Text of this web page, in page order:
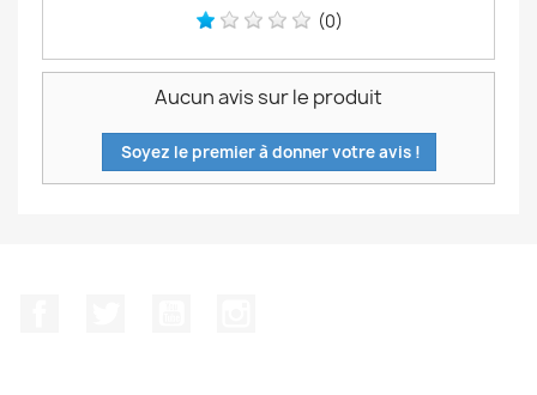
(0)
Aucun avis sur le produit
Soyez le premier à donner votre avis !